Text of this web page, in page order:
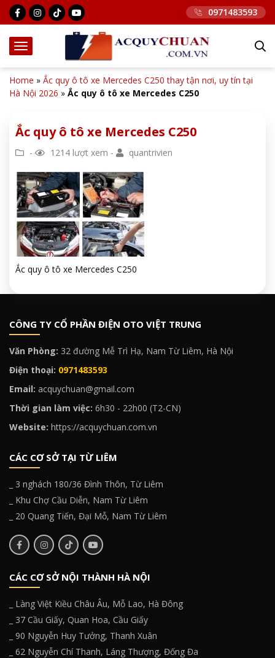
0971483593
Home » Ắc quy ô tô xe Mercedes C250 thay tận nơi, uy tín tại
Hà Nội 2026 » Ắc quy ô tô xe Mercedes C250
Ắc quy ô tô xe Mercedes C250
- 1214 lượt xem - quantrivien
Ắc quy ô tô xe Mercedes C250
CÔNG TY CỔ PHẦN ĐIỆN OTO VIỆT TRUNG
Văn Phòng: 32 đường Mễ Trì Hạ, Nam Từ Liêm, Hà Nội
Điện thoại: 0971483593
Email: acquychuan@gmail.com
Thời gian làm việc: 6h30 - 22h00 (T2-CN)
Website: https://acquychuan.com.vn
CÁC CƠ SỞ TẠI TỪ LIÊM
_ 3 nghách 180/36 Đình Thôn, Từ Liêm
_ Khu Chợ Cầu Diễn, Nam Từ Liêm
_ 20 Quang Tiến, Đại Mỗ, Nam Từ Liêm
CÁC CƠ SỞ NỘI THÀNH HÀ NỘI
_ Làng Việt Kiều Châu Âu, Mỗ Lao, Hà Đông
_ 37 Cầu Giấy, Quan Hoa, Cầu Giấy
_ 90 Nguyễn Huy Tưởng, Thanh Xuân
_ 62 Nguyễn Chí Thanh, Láng Thượng, Đống Đa